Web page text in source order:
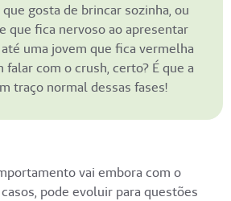
gosta de brincar sozinha, ou
que fica nervoso ao apresentar
uma jovem que fica vermelha
falar com o crush, certo? É que a
traço normal dessas fases!
vai embora com o
pode evoluir para questões